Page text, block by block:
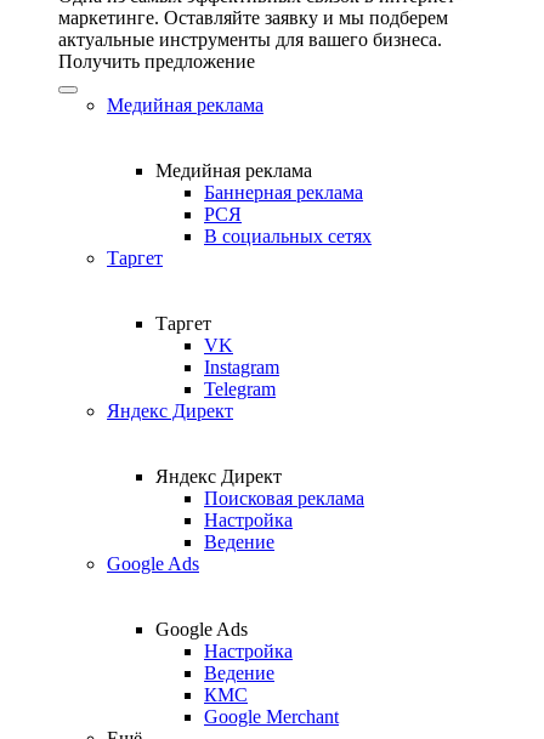
маркетинге. Оставляйте заявку и мы подберем
актуальные инструменты для вашего бизнеса.
Получить предложение
Медийная реклама
Медийная реклама
Баннерная реклама
РСЯ
В социальных сетях
Таргет
Таргет
VK
Instagram
Telegram
Яндекс Директ
Яндекс Директ
Поисковая реклама
Настройка
Ведение
Google Ads
Google Ads
Настройка
Ведение
КМС
Google Merchant